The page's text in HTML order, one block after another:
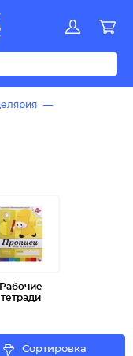
БВДЗИМОКЛНПРСТУФ
Рабочие
тетради
Сортировка